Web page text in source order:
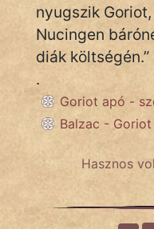
nyugszik
Nucingen
diák költségén.”
.
Goriot apó -
Balzac -
Hasznos